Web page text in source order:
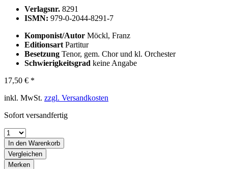
Verlagsnr. 8291
ISMN: 979-0-2044-8291-7
Komponist/Autor Möckl, Franz
Editionsart Partitur
Besetzung Tenor, gem. Chor und kl. Orchester
Schwierigkeitsgrad keine Angabe
17,50 € *
inkl. MwSt. zzgl. Versandkosten
Sofort versandfertig
In den Warenkorb
Vergleichen
Merken